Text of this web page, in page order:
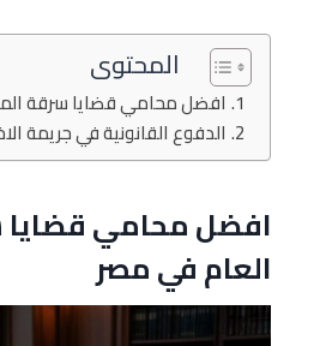
المحتوى
افضل محامي قضايا سرقة
الدفوع القانونية في جريمة
افضل محامي قضايا
العام في مصر